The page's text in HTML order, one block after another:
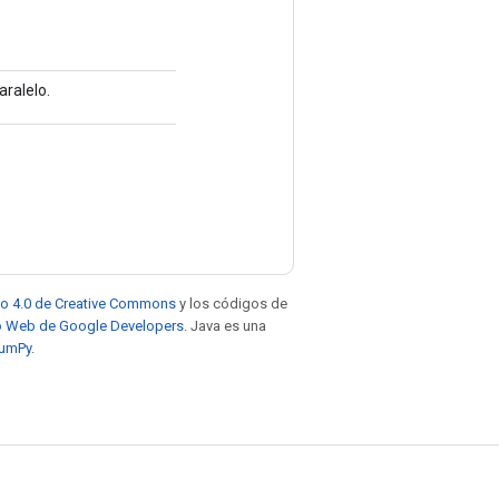
4.0 de Creative Commons y los códigos de
Web de Google Developers . Java es una
.